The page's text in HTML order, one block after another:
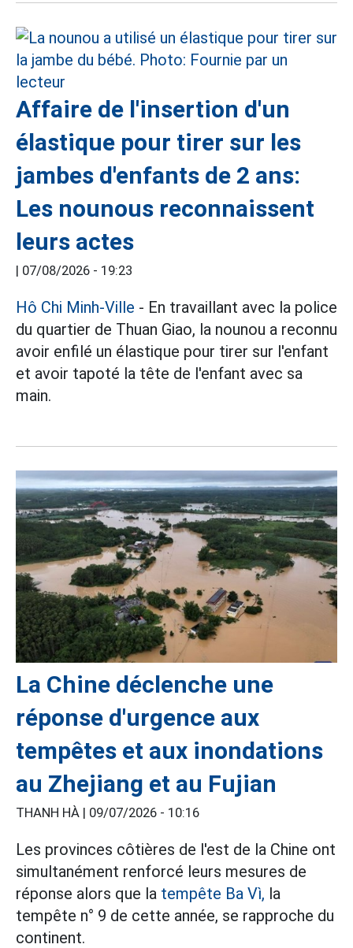
Affaire de l'insertion d'un
élastique pour tirer sur les
jambes d'enfants de 2 ans:
Les nounous reconnaissent
leurs actes
| 07/08/2026 - 19:23
Hô Chi Minh-Ville - En travaillant avec la police
du quartier de Thuan Giao, la nounou a reconnu
avoir enfilé un élastique pour tirer sur l'enfant
et avoir tapoté la tête de l'enfant avec sa
main.
La Chine déclenche une
réponse d'urgence aux
tempêtes et aux inondations
au Zhejiang et au Fujian
THANH HÀ | 09/07/2026 - 10:16
Les provinces côtières de l'est de la Chine ont
simultanément renforcé leurs mesures de
réponse alors que la tempête Ba Vì, la
tempête n° 9 de cette année, se rapproche du
continent.